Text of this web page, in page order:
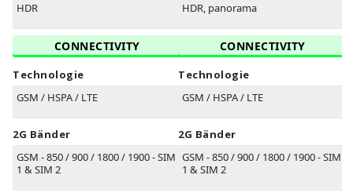
HDR
CONNECTIVITY
Technologie
GSM / HSPA / LTE
2G Bänder
GSM - 850 / 900 / 1800 / 1900 - SIM
1 & SIM 2
HDR, panorama
CONNECTIVITY
Technologie
GSM / HSPA / LTE
2G Bänder
GSM - 850 / 900 / 1800 / 1900 - SIM
1 & SIM 2